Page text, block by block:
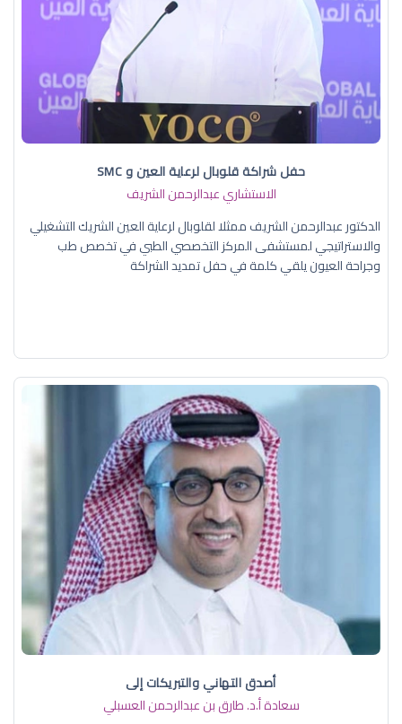
حفل شراكة قلوبال لرعاية العين و SMC
الاستشاري عبدالرحمن الشريف
الدكتور عبدالرحمن الشريف ممثلا لقلوبال لرعاية العين الشريك التشغيلي
والاستراتيجي لمستشفى المركز التخصصي الطبي في تخصص طب
وجراحة العيون يلقي كلمة في حفل تمديد الشراكة
أصدق التهاني والتبريكات إلى
سعادة أ.د. ​طارق بن عبدالرحمن العسبلي